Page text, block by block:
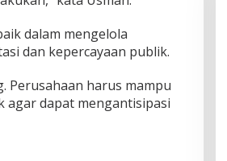
dalam mengelola
dan kepercayaan publik.
Perusahaan harus mampu
agar dapat mengantisipasi